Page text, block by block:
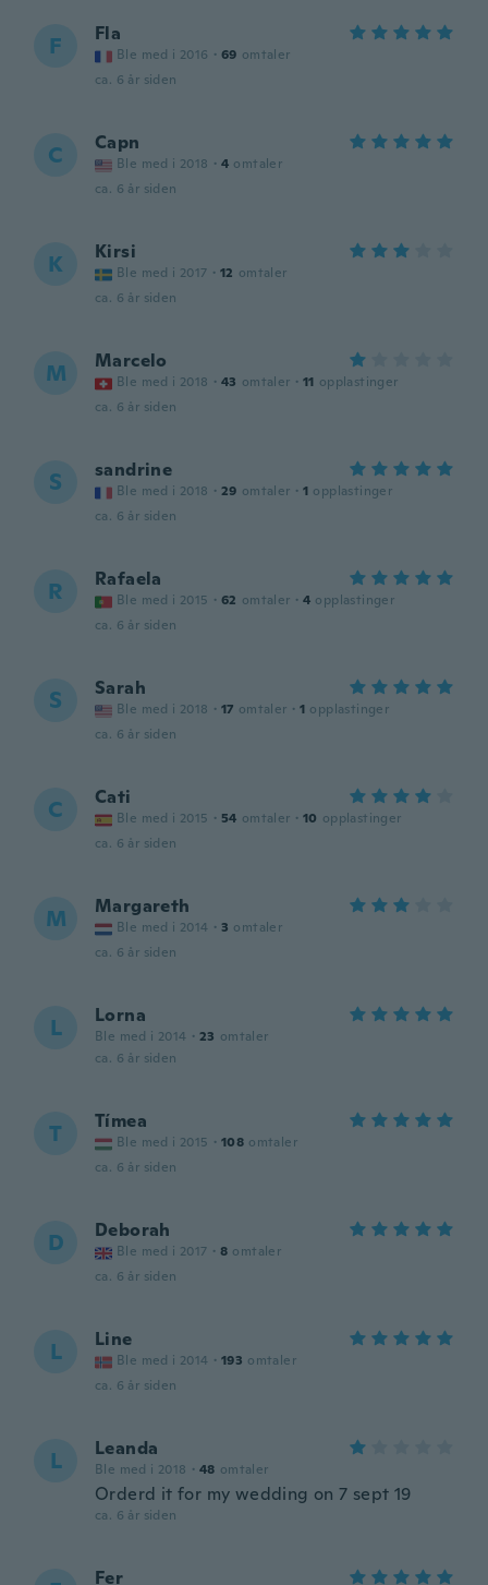
F Fla
Ble med i 2016 · 69 omtaler
ca. 6 år siden
C Capn
Ble med i 2018 · 4 omtaler
ca. 6 år siden
K Kirsi
Ble med i 2017 · 12 omtaler
ca. 6 år siden
M Marcelo
Ble med i 2018 · 43 omtaler · 11 opplastinger
ca. 6 år siden
S sandrine
Ble med i 2018 · 29 omtaler · 1 opplastinger
ca. 6 år siden
R Rafaela
Ble med i 2015 · 62 omtaler · 4 opplastinger
ca. 6 år siden
S Sarah
Ble med i 2018 · 17 omtaler · 1 opplastinger
ca. 6 år siden
C Cati
Ble med i 2015 · 54 omtaler · 10 opplastinger
ca. 6 år siden
M Margareth
Ble med i 2014 · 3 omtaler
ca. 6 år siden
L Lorna
Ble med i 2014 · 23 omtaler
ca. 6 år siden
T Tímea
Ble med i 2015 · 108 omtaler
ca. 6 år siden
D Deborah
Ble med i 2017 · 8 omtaler
ca. 6 år siden
L Line
Ble med i 2014 · 193 omtaler
ca. 6 år siden
L Leanda
Ble med i 2018 · 48 omtaler
Orderd it for my wedding on 7 sept 19
ca. 6 år siden
Fer